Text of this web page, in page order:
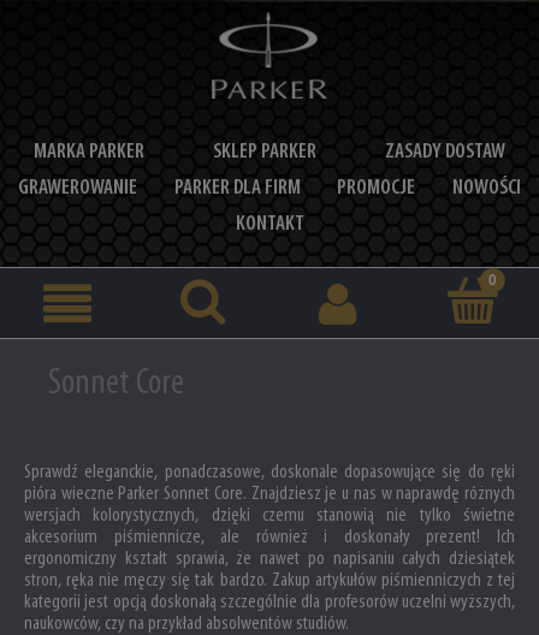
MARKA PARKER SKLEP PARKER
ZASADY DOSTAW
GRAWEROWANIE
PARKER DLA FIRM PROMOCJE
NOWOŚCI
KONTAKT
Sonnet Core
Sprawdź eleganckie, ponadczasowe, doskonale dopasowujące się do ręki
pióra wieczne Parker Sonnet Core. Znajdziesz je u nas w naprawdę różnych
wersjach kolorystycznych, dzięki czemu stanowią nie tylko świetne
akcesorium piśmiennicze, ale również i doskonały prezent! Ich
ergonomiczny kształt sprawia, że nawet po napisaniu całych dziesiątek
stron, ręka nie męczy się tak bardzo. Zakup artykułów piśmienniczych z tej
kategorii jest opcją doskonałą szczególnie dla profesorów uczelni wyższych,
naukowców, czy na przykład absolwentów studiów.